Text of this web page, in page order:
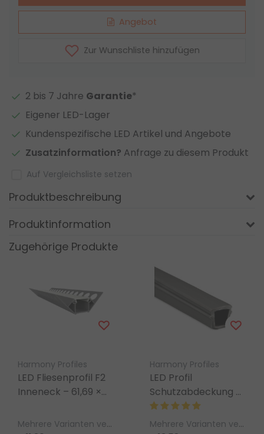
Angebot
Zur Wunschliste hinzufügen
2 bis 7 Jahre Garantie*
Eigener LED-Lager
Kundenspezifische LED Artikel und Angebote
Zusatzinformation? Anfrage zu diesem Produkt
Auf Vergleichsliste setzen
Produktbeschreibung
Produktinformation
Zugehörige Produkte
Harmony Profiles
LED Fliesenprofil F2
Inneneck – 61,69 ×
90°-
Mehrere Varianten verfügbar
Harmony Profiles
LED Profil
Schutzabdeckung 6
m – Gummidichtung
zum Verfugen &
Mehrere Varianten verfügbar